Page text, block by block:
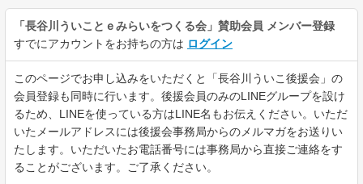
「長谷川ういことｅみらいをつくる会」賛助会員 メンバー登録
すでにアカウントをお持ちの方は ログイン
このページでお申し込みをいただくと「長谷川ういこ後援会」の
会員登録も同時に行います。後援会員のみのLINEグループを設け
るため、LINEを使っている方はLINE名もお伝えください。いただ
いたメールアドレスには後援会事務局からのメルマガをお送りい
たします。いただいたお電話番号には事務局から直接ご連絡をす
ることがございます。ご了承ください。